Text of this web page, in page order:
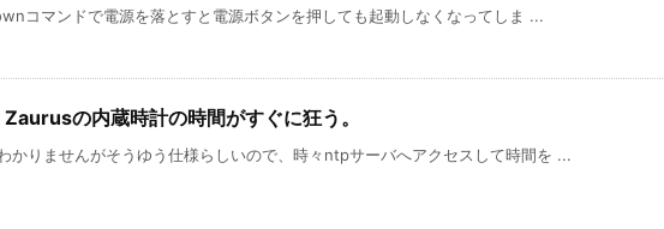
コマンドで電源を落とすと電源ボタンを押しても起動しなくなってしま ...
の内蔵時計の時間がすぐに狂う。
かりませんがそうゆう仕様らしいので、時々ntpサーバへアクセスして時間を ...